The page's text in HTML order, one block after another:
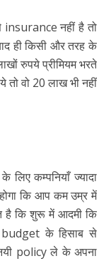
नहीं है तो
ही किसी और तरह के
रुपये प्रीमियम भरते
तो वो 20 लाख भी नहीं
कम्पनियाँ ज्यादा
कि आप कम उम्र में
है कि शुरू में आदमी कि
के हिसाब से
policy ले के अपना